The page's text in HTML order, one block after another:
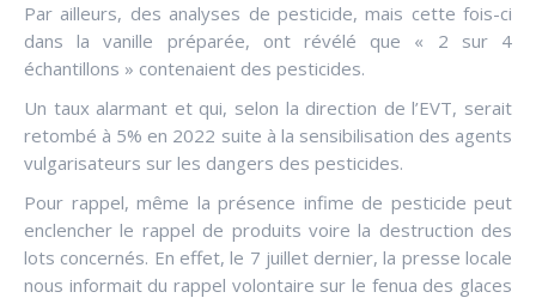
Par ailleurs, des analyses de pesticide, mais cette fois-ci
dans la vanille préparée, ont révélé que « 2 sur 4
échantillons » contenaient des pesticides.
Un taux alarmant et qui, selon la direction de l’EVT, serait
retombé à 5% en 2022 suite à la sensibilisation des agents
vulgarisateurs sur les dangers des pesticides.
Pour rappel, même la présence infime de pesticide peut
enclencher le rappel de produits voire la destruction des
lots concernés. En effet, le 7 juillet dernier, la presse locale
nous informait du rappel volontaire sur le fenua des glaces